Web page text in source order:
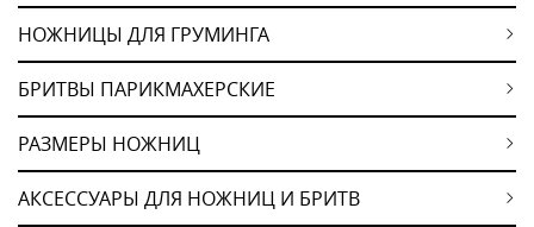
НОЖНИЦЫ ДЛЯ ГРУМИНГА
БРИТВЫ ПАРИКМАХЕРСКИЕ
РАЗМЕРЫ НОЖНИЦ
АКСЕССУАРЫ ДЛЯ НОЖНИЦ И БРИТВ